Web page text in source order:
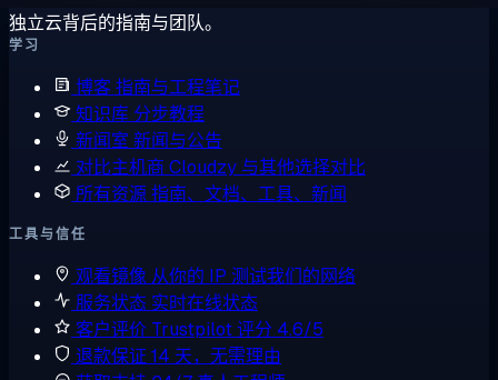
独立云背后的指南与团队。
学习
博客指南与工程笔记
知识库 分步教程
新闻室 新闻与公告
对比主机商 Cloudzy 与其他选择对比
所有资源指南、文档、工具、新闻
工具与信任
观看镜像 从你的 IP 测试我们的网络
服务状态 实时在线状态
客户评价 Trustpilot 评分 4.6/5
退款保证 14 天，无需理由